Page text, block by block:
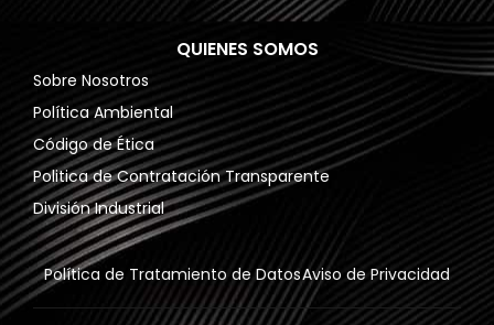
QUIENES SOMOS
Sobre Nosotros
Política Ambiental
Código de Ética
Politica de Contratación Transparente
División Industrial
Política de Tratamiento de DatosAviso de Privacidad